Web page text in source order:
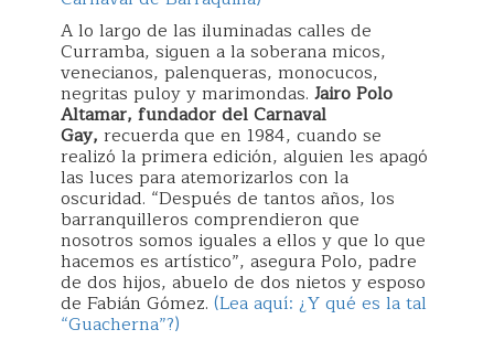
A lo largo de las iluminadas calles de
Curramba, siguen a la soberana micos,
venecianos, palenqueras, monocucos,
negritas puloy y marimondas. Jairo Polo
Altamar, fundador del Carnaval
Gay, recuerda que en 1984, cuando se
realizó la primera edición, alguien les apagó
las luces para atemorizarlos con la
oscuridad. “Después de tantos años, los
barranquilleros comprendieron que
nosotros somos iguales a ellos y que lo que
hacemos es artístico”, asegura Polo, padre
de dos hijos, abuelo de dos nietos y esposo
de Fabián Gómez. (Lea aquí: ¿Y qué es la tal
“Guacherna”?)